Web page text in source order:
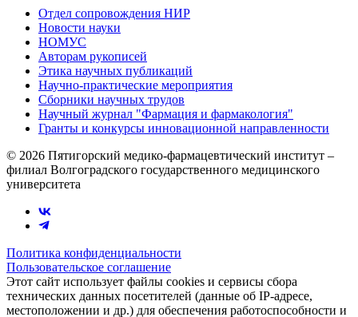
Отдел сопровождения НИР
Новости науки
НОМУС
Авторам рукописей
Этика научных публикаций
Научно-практические мероприятия
Сборники научных трудов
Научный журнал "Фармация и фармакология"
Гранты и конкурсы инновационной направленности
© 2026 Пятигорский медико-фармацевтический институт –
филиал Волгоградского государственного медицинского
университета
Политика конфиденциальности
Пользовательское соглашение
Этот сайт использует файлы cookies и сервисы сбора
технических данных посетителей (данные об IP-адресе,
местоположении и др.) для обеспечения работоспособности и